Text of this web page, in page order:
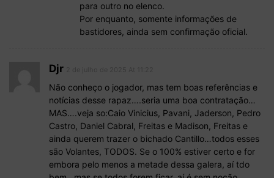
para outro no elenco.
Por enquanto, somente informações de
bastidores, ainda sem confirmação oficial.
Djr
Não conheço o jogador, mas tem boas referências e
notícias desse rapaz….seria uma boa contratação…
MAS….veja so:Caio Vinicius, Pavani, Jaderson, Pedro
Castro, Daniel Cabral, Freitas e Madison, Freitas e
ainda querem trazer o bichado Cantillo…todos esses
são Volantes, TODOS. Se o 100% estiver certo e for
embora pelo menos a metade dessa galera, aí tdo